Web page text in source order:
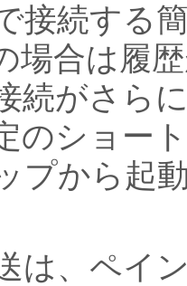
接続する
場合は履
続がさら
のショー
プから起
は、ペイ